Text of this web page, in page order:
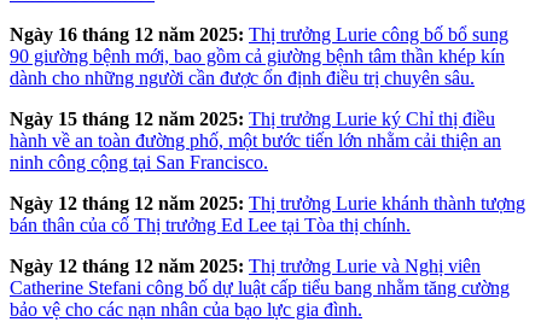
Ngày 16 tháng 12 năm 2025: Thị trưởng Lurie công bố bổ sung
90 giường bệnh mới, bao gồm cả giường bệnh tâm thần khép kín
dành cho những người cần được ổn định điều trị chuyên sâu.
Ngày 15 tháng 12 năm 2025: Thị trưởng Lurie ký Chỉ thị điều
hành về an toàn đường phố, một bước tiến lớn nhằm cải thiện an
ninh công cộng tại San Francisco.
Ngày 12 tháng 12 năm 2025: Thị trưởng Lurie khánh thành tượng
bán thân của cố Thị trưởng Ed Lee tại Tòa thị chính.
Ngày 12 tháng 12 năm 2025: Thị trưởng Lurie và Nghị viên
Catherine Stefani công bố dự luật cấp tiểu bang nhằm tăng cường
bảo vệ cho các nạn nhân của bạo lực gia đình.